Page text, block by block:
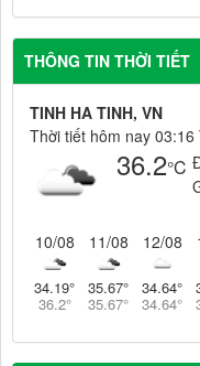
THÔNG TIN THỜI TIẾT
TINH HA TINH, VN
Thời tiết hôm nay
36.2°C
10/08
34.19°
36.2°
11/08
35.67°
35.67°
12/08
34.64°
34.64°